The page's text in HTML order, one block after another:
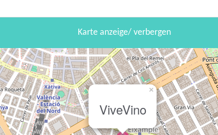
Karte anzeige/ verbergen
ViveVino
×